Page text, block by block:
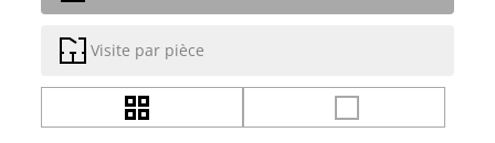
Visite par pièce